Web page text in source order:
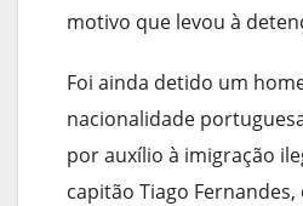
motivo que levou à
Foi ainda detido um
nacionalidade
por auxílio à imigração
capitão Tiago